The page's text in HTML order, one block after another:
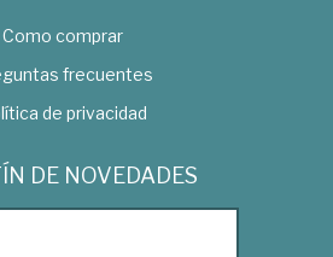
Como comprar
frecuentes
de privacidad
DE NOVEDADES